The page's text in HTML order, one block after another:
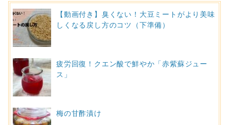
【動画付き】臭くない！大豆ミートがより美味
しくなる戻し方のコツ（下準備）
疲労回復！クエン酸で鮮やか「赤紫蘇ジュー
ス」
梅の甘酢漬け